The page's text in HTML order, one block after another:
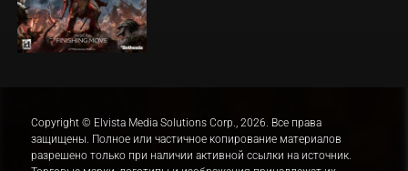
Copyright © Elvista Media Solutions Corp., 2026. Все права
защищены. Полное или частичное копирование материалов
разрешено только при наличии активной ссылки на источник.